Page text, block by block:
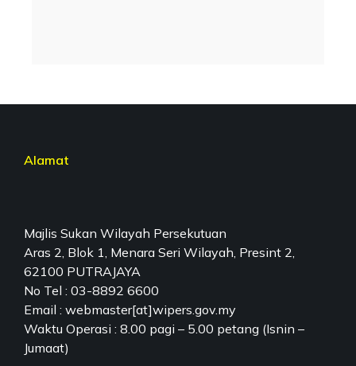
Alamat
Majlis Sukan Wilayah Persekutuan
Aras 2, Blok 1, Menara Seri Wilayah, Presint 2,
62100 PUTRAJAYA
No Tel : 03-8892 6600
Email : webmaster[at]wipers.gov.my
Waktu Operasi : 8.00 pagi – 5.00 petang (Isnin –
Jumaat)